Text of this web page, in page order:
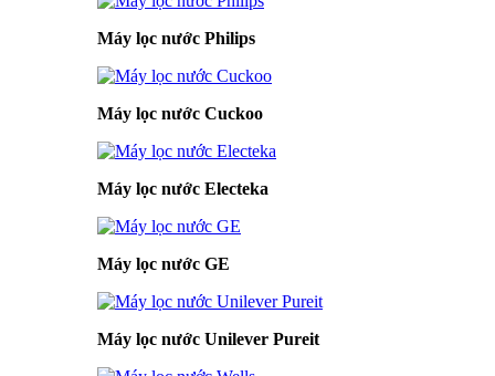
Máy lọc nước Philips
Máy lọc nước Cuckoo
Máy lọc nước Electeka
Máy lọc nước GE
Máy lọc nước Unilever Pureit